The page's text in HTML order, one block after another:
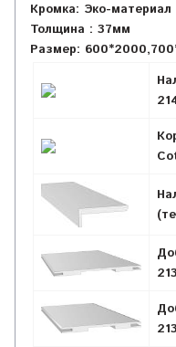
Кромка: Эко-
Толщина : 37мм
Размер: